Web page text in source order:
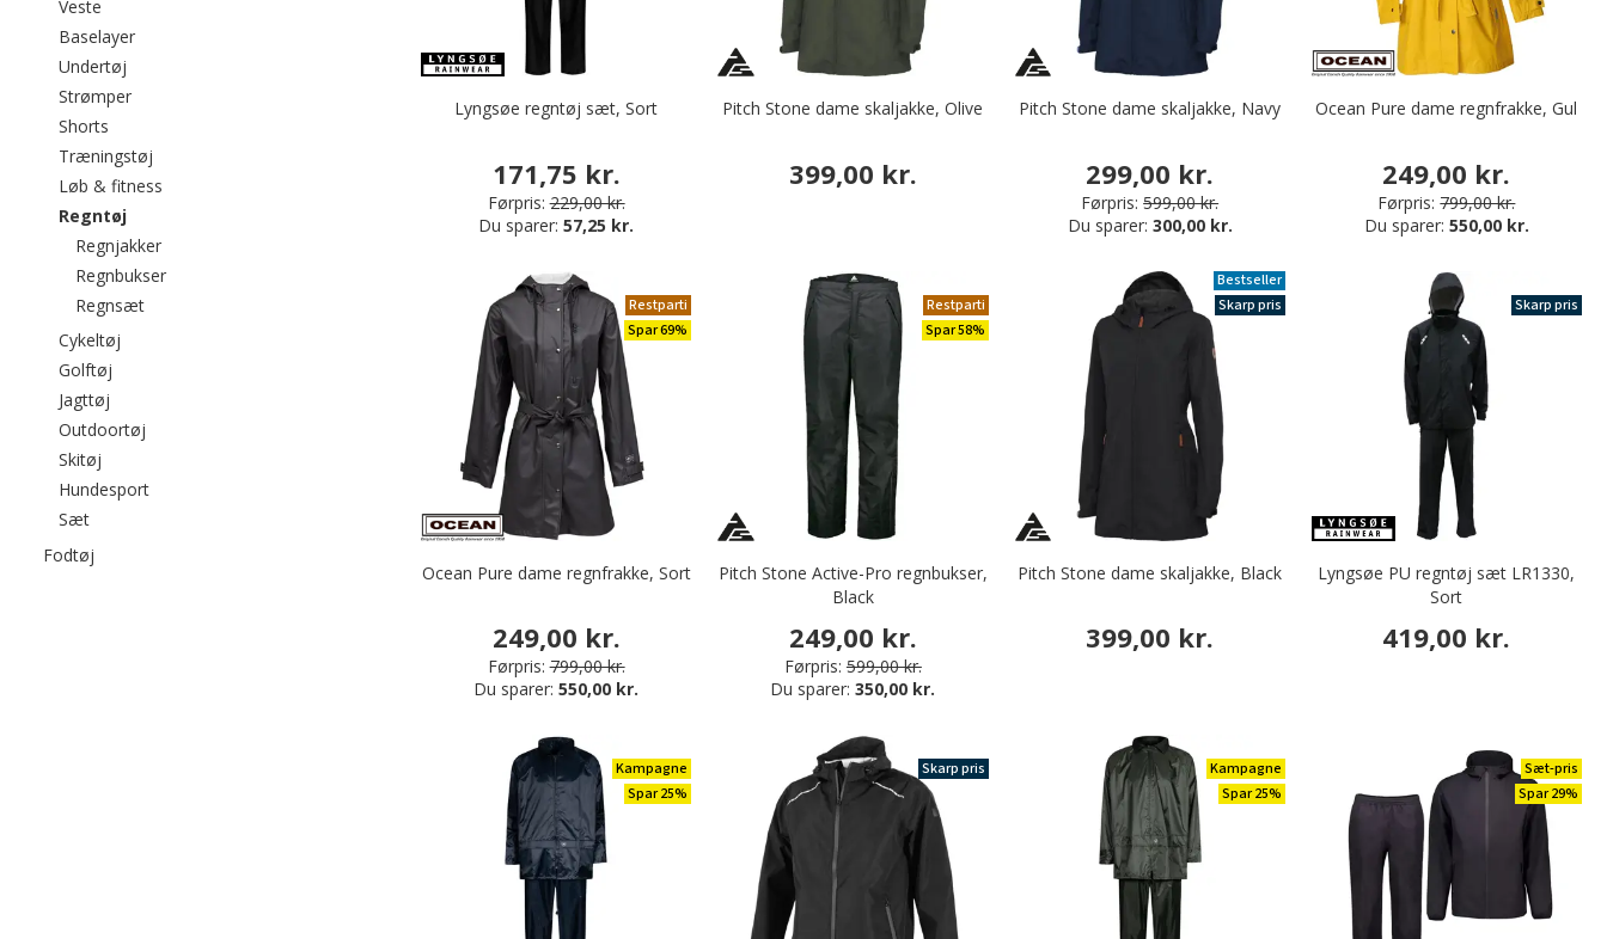
Veste
BaselayerFiltrér efter category: Baselayer
Undertøj
StrømperFiltrér efter category: Strømper
Shorts
Træningstøj
Løb & fitness
Regntøjvalgte I øjeblikket sorteret efter category: Regntøj
RegnjakkerFiltrér efter category: Regnjakker
RegnbukserFiltrér efter category: Regnbukser
RegnsætFiltrér efter category: Regnsæt
Cykeltøj
Golftøj
Jagttøj
Outdoortøj
Skitøj
HundesportFiltrér efter category: Hundesport
SætFiltrér efter category: Sæt
Fodtøj
Lyngsøe regntøj sæt, Sort
171,75 kr.
Førpris: 229,00 kr.
Du sparer:57,25 kr.
Pitch Stone dame skaljakke, Olive
399,00 kr.
Pitch Stone dame skaljakke, Navy
299,00 kr.
Førpris: 599,00 kr.
Du sparer: 300,00 kr.
Ocean Pure dame regnfrakke, Gul
249,00 kr.
Førpris: 799,00 kr.
Du sparer: 550,00 kr.
Restparti
Spar 69%
Ocean Pure dame regnfrakke, Sort
249,00 kr.
Førpris: 799,00 kr.
Du sparer:550,00 kr.
Restparti
Spar 58%
Pitch Stone Active-Pro regnbukser,
Black
249,00 kr.
Førpris: 599,00 kr.
Du sparer:350,00 kr.
Bestseller
Skarp pris
Pitch Stone dame skaljakke, Black
399,00 kr.
Skarp pris
Lyngsøe PU regntøj sæt LR1330,
Sort
419,00 kr.
Kampagne
Spar 25%
Skarp pris
Kampagne
Spar 25%
Sæt-pris
Spar 29%